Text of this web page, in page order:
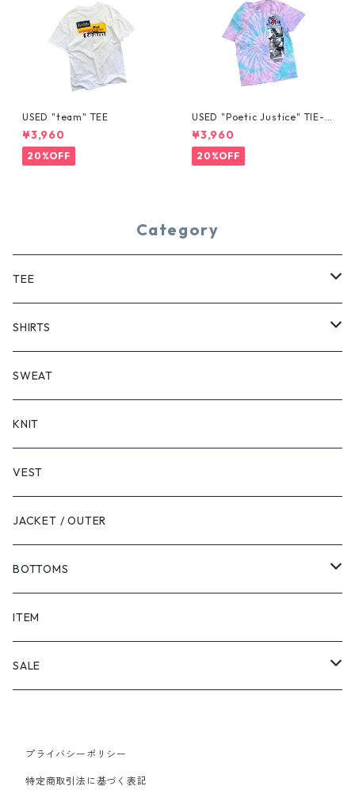
USED "team" TEE
¥3,960
20%OFF
USED "Poetic Justice" TIE-D
YE TEE
¥3,960
20%OFF
Category
TEE
SHORT SLEEVE
LONG SLEEVE
SHIRTS
SHORT SLEEVE
LONG SLEEVE
SWEAT
KNIT
VEST
JACKET / OUTER
BOTTOMS
SHORTS
PANTS
ITEM
SALE
PANTS
プライバシーポリシー
特定商取引法に基づく表記